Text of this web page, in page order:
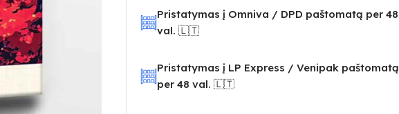
Pristatymas į Omniva / DPD paštomatą per 48
val. 🇱🇹
Pristatymas į LP Express / Venipak paštomatą
per 48 val. 🇱🇹